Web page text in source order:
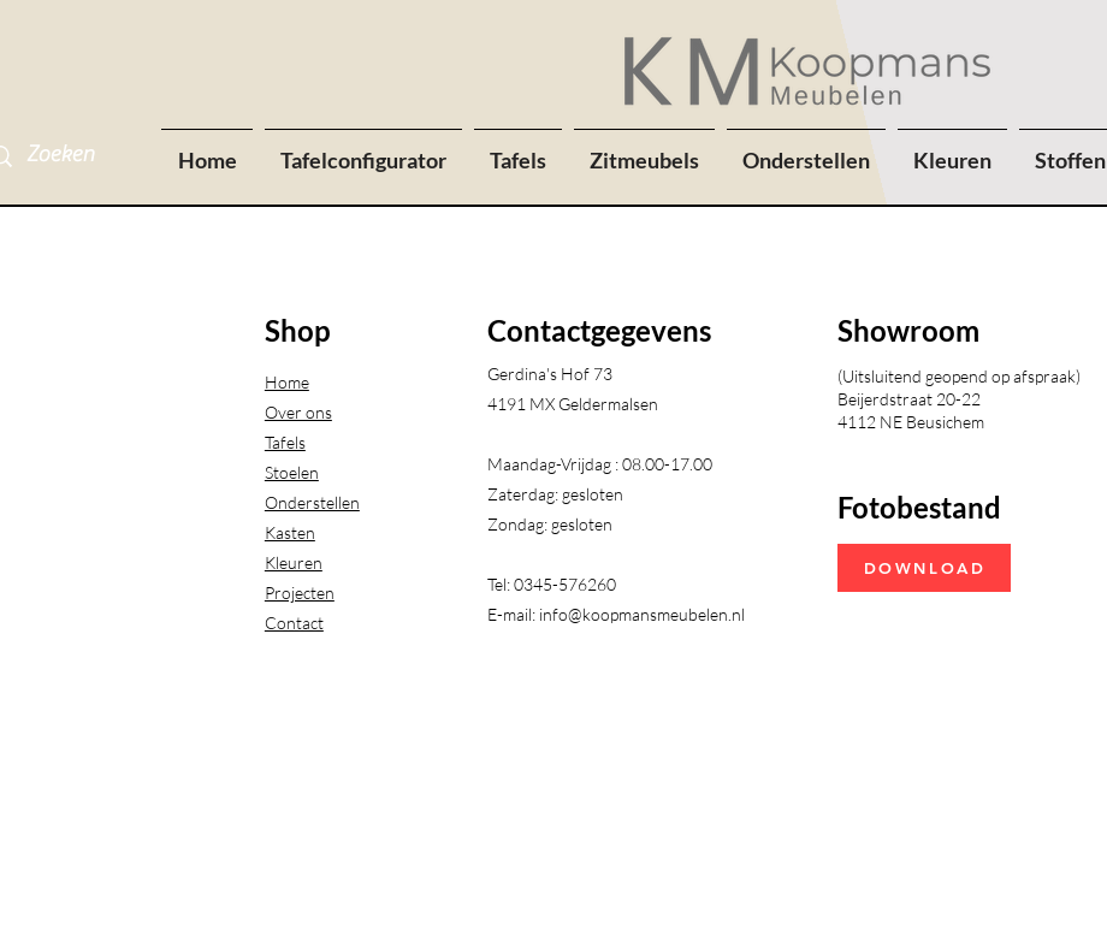
Home Tafelconfigurator Tafels Zitmeubels Onderstellen Kleuren Stoffen
Shop
Home
Over ons
Tafels
Stoelen
Onderstellen
Kasten
Kleuren
Projecten
Contact
Contactgegevens
Gerdina's Hof 73
4191 MX Geldermalsen​
Maandag-Vrijdag : 08.00-17.00
Zaterdag: gesloten
Zondag: gesloten
Tel: 0345-576260
E-mail: info@koopmansmeubelen.nl
Showroom
(Uitsluitend geopend op afspraak)
Beijerdstraat 20-22
4112 NE Beusichem
Fotobestand
DOWNLOAD